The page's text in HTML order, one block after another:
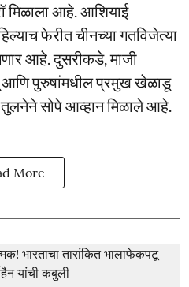
मिळाला आहे. आशियाई
फेरीत चीनच्या गतविजेत्या
आहे. दुसरीकडे, माजी
आणि पुरुषांमधील प्रमुख खेळाडू
तुलनेने सोपे आव्हान मिळाले आहे.
More